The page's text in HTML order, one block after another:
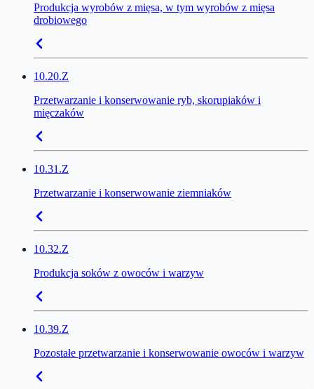
Produkcja wyrobów z mięsa, w tym wyrobów z mięsa
drobiowego
10.20.Z
Przetwarzanie i konserwowanie ryb, skorupiaków i
mięczaków
10.31.Z
Przetwarzanie i konserwowanie ziemniaków
10.32.Z
Produkcja soków z owoców i warzyw
10.39.Z
Pozostałe przetwarzanie i konserwowanie owoców i warzyw